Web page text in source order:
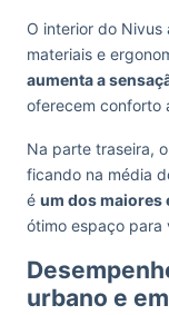
O interior do
materiais e
aumenta a
oferecem conforto
Na parte traseira,
ficando na média
é um dos maiores
ótimo espaço para
urbano e